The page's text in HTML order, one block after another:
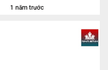
1 năm trước